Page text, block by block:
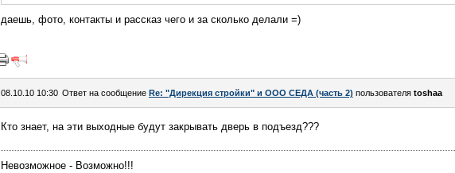
даешь, фото, контакты и рассказ чего и за сколько делали =)
08.10.10 10:30 Ответ на сообщение Re: "Дирекция стройки" и ООО СЕДА (часть 2) пользователя toshaa
Кто знает, на эти выходные будут закрывать дверь в подъезд???
Невозможное - Возможно!!!